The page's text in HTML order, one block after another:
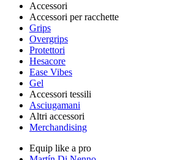
Accessori
Accessori per racchette
Grips
Overgrips
Protettori
Hesacore
Ease Vibes
Gel
Accessori tessili
Asciugamani
Altri accessori
Merchandising
Equip like a pro